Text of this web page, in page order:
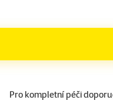
Pro kompletní péči